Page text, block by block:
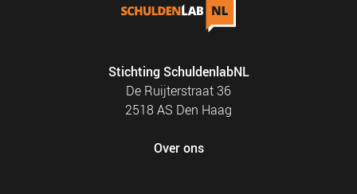
Stichting SchuldenlabNL
De Ruijterstraat 36
2518 AS Den Haag
Over ons